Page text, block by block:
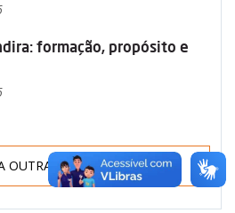
formação, propósito e
OUTRAS NOTÍCIAS